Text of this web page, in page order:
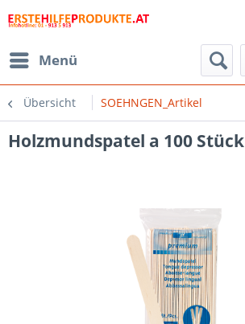
Menü
Übersicht SOEHNGEN_Artikel
Holzmundspatel a 100 Stück